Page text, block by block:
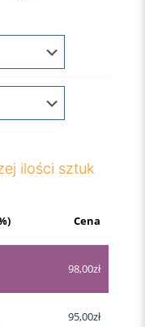
ilości sztuk
Cena
98,00zł
95,00zł